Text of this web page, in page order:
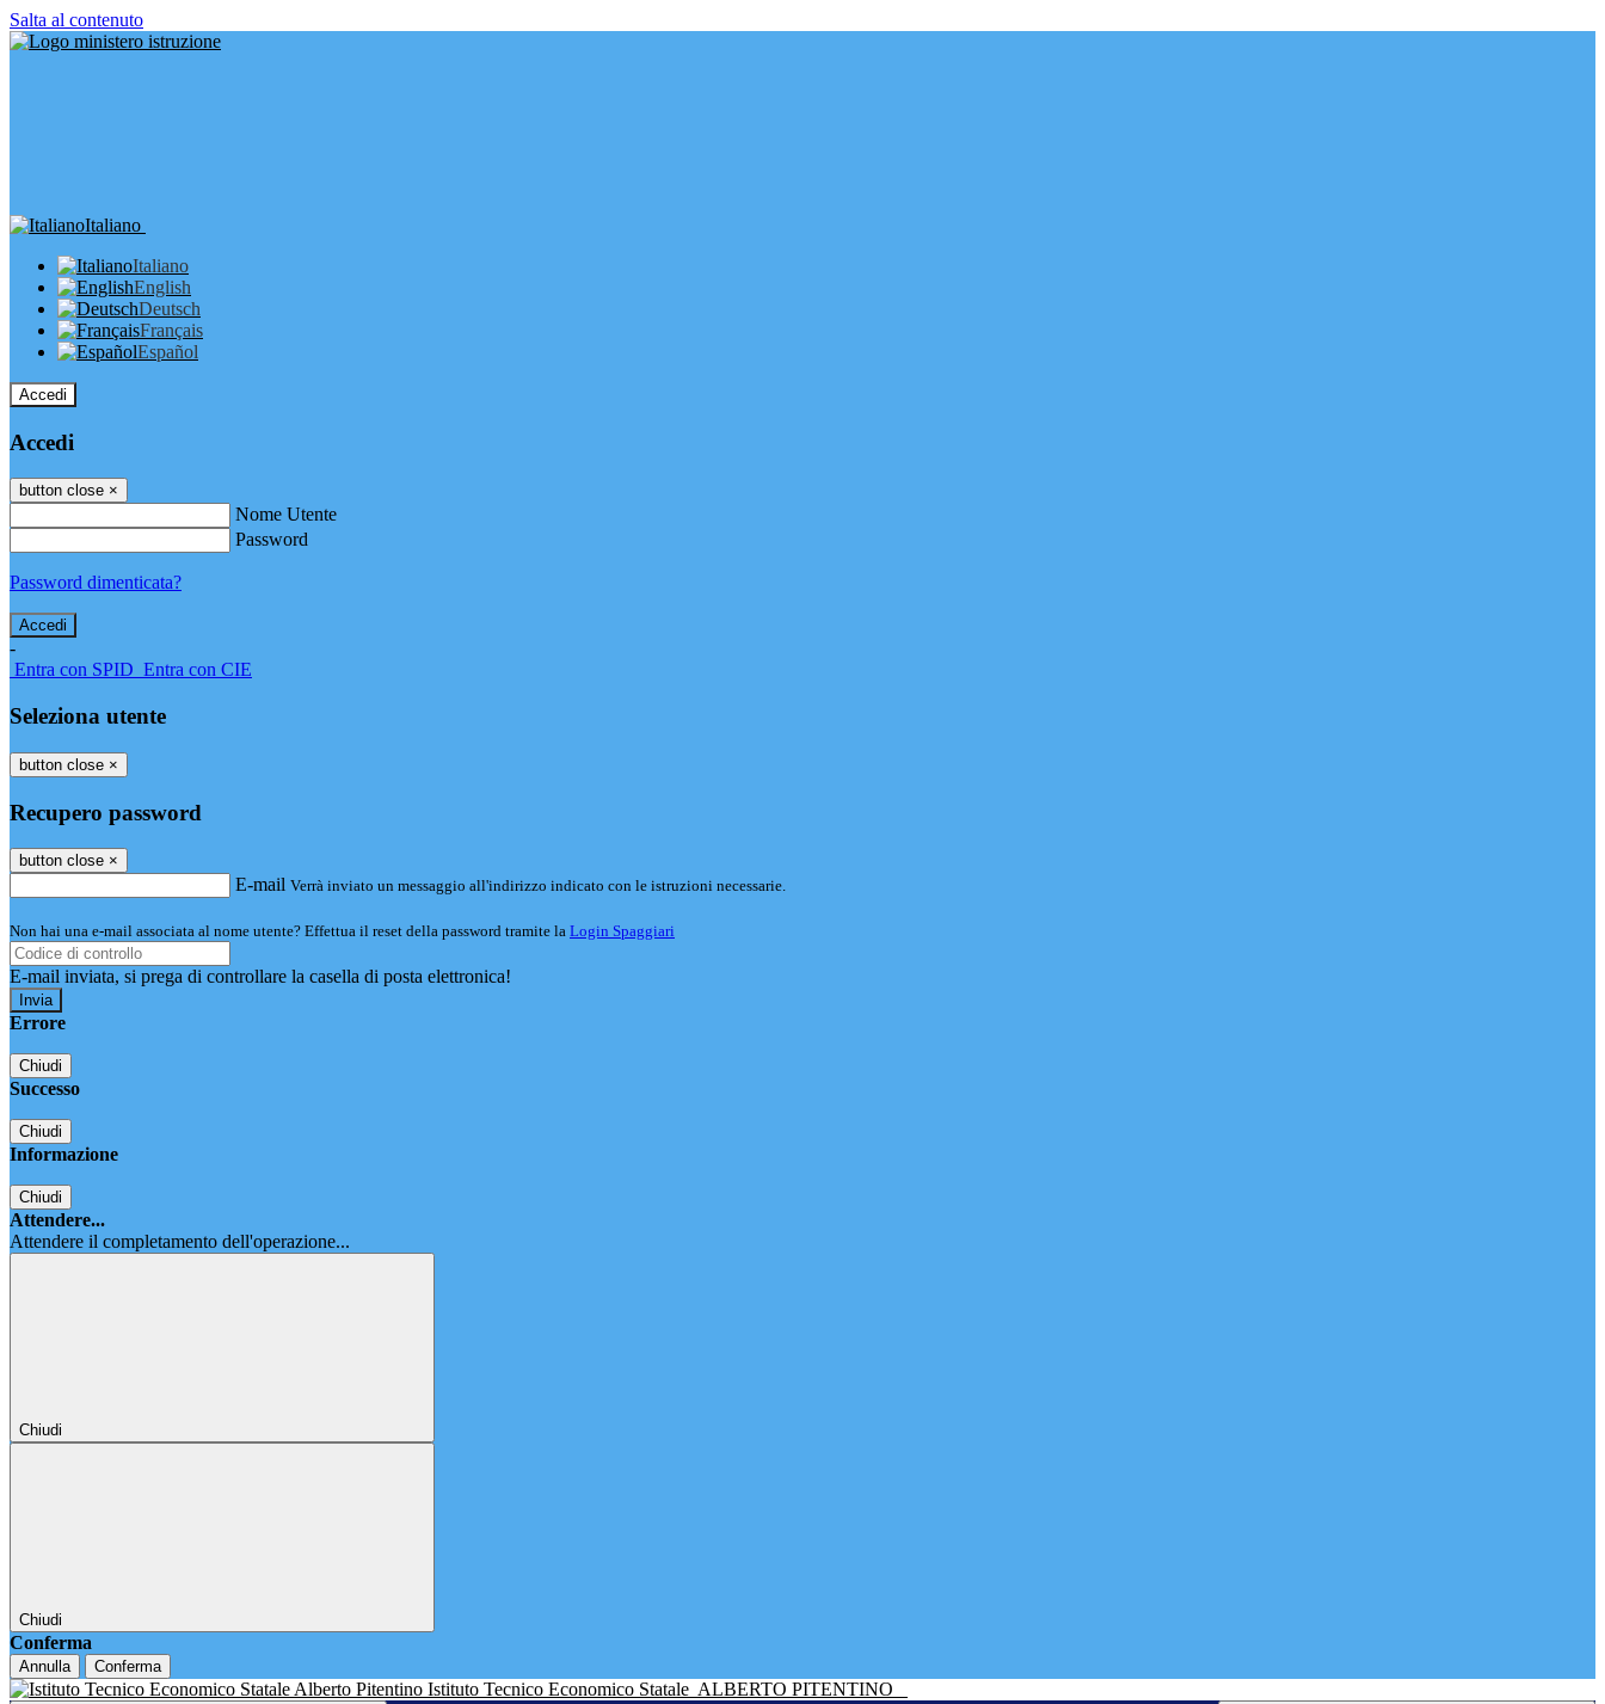
Salta al contenuto
Italiano
Italiano
English
Deutsch
Français
Español
Accedi
Accedi
button close ×
Nome Utente
Password
Password dimenticata?
-
Entra con SPID Entra con CIE
Seleziona utente
button close ×
Recupero password
button close ×
E-mail Verrà inviato un messaggio all'indirizzo indicato con le istruzioni necessarie.
Non hai una e-mail associata al nome utente? Effettua il reset della password tramite la Login Spaggiari
E-mail inviata, si prega di controllare la casella di posta elettronica!
Errore
Chiudi
Successo
Chiudi
Informazione
Chiudi
Attendere...
Attendere il completamento dell'operazione...
Chiudi
Chiudi
Conferma
Annulla Conferma
Istituto Tecnico Economico Statale ALBERTO PITENTINO